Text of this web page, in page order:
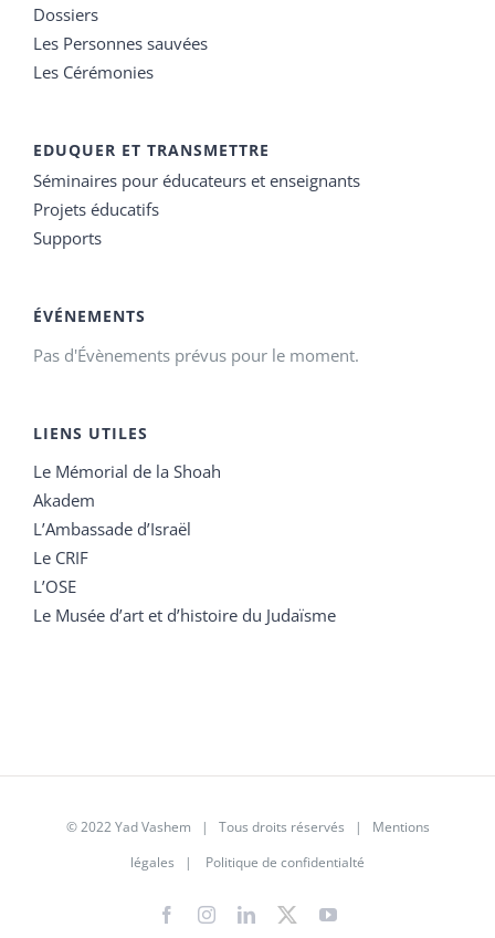
Dossiers
Les Personnes sauvées
Les Cérémonies
EDUQUER ET TRANSMETTRE
Séminaires pour éducateurs et enseignants
Projets éducatifs
Supports
ÉVÉNEMENTS
Pas d'Évènements prévus pour le moment.
LIENS UTILES
Le Mémorial de la Shoah
Akadem
L’Ambassade d’Israël
Le CRIF
L’OSE
Le Musée d’art et d’histoire du Judaïsme
© 2022 Yad Vashem | Tous droits réservés | Mentions
légales | Politique de confidentialté